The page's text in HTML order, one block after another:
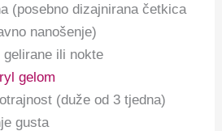
(posebno dizajnirana četkica
nanošenje)
ili nokte
gelom
(duže od 3 tjedna)
gusta